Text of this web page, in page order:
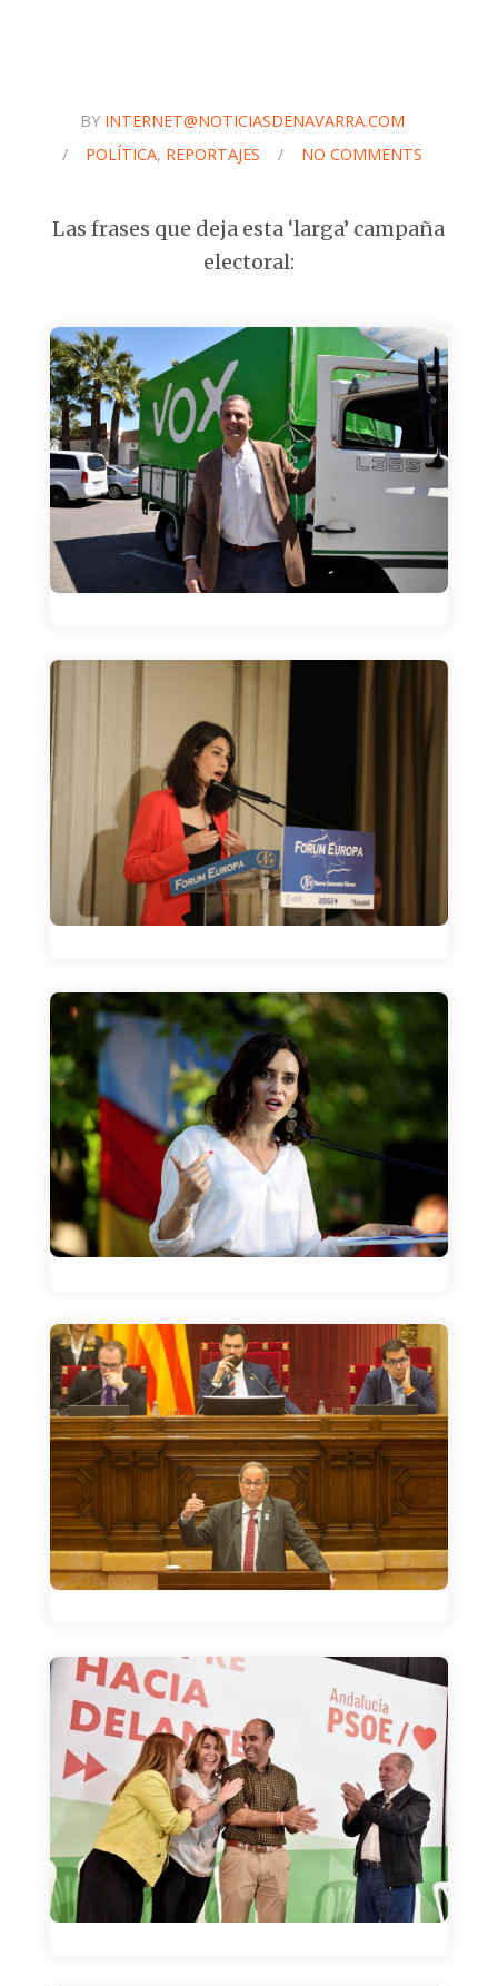
BY INTERNET@NOTICIASDENAVARRA.COM
/
POLÍTICA, REPORTAJES / NO COMMENTS
Las frases que deja esta ‘larga’ campaña
electoral:
La frase
La frase
La frase
La frase
La frase